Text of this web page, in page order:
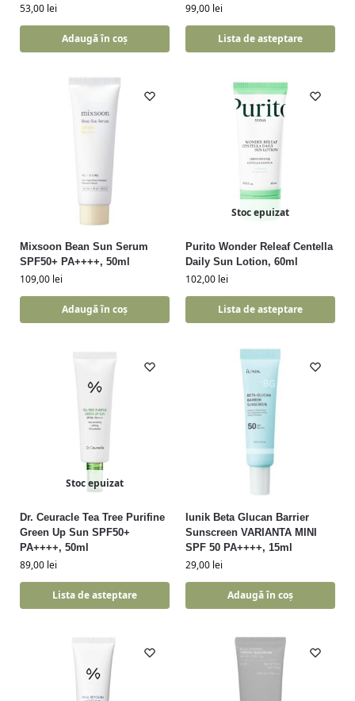
53,00 lei
Adaugă în coș
99,00 lei
Lista de asteptare
Mixsoon Bean Sun Serum
SPF50+ PA++++, 50ml
109,00 lei
Adaugă în coș
Stoc epuizat
Purito Wonder Releaf Centella
Daily Sun Lotion, 60ml
102,00 lei
Lista de asteptare
Stoc epuizat
Dr. Ceuracle Tea Tree Purifine
Green Up Sun SPF50+
PA++++, 50ml
89,00 lei
Lista de asteptare
Iunik Beta Glucan Barrier
Sunscreen VARIANTA MINI
SPF 50 PA++++, 15ml
29,00 lei
Adaugă în coș